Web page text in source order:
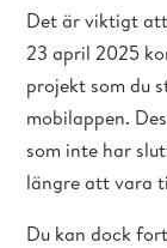
Det är viktigt
23 april 2025
projekt som du
mobilappen.
som inte har
längre att vara
Du kan dock